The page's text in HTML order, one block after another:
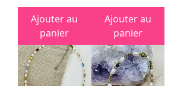
Ajouter au
panier
Ajouter au
panier